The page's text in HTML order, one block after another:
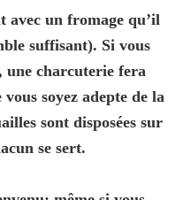
avec un fromage qu’il
suffisant). Si vous
une charcuterie fera
soyez adepte de la
sont disposées sur
se sert.